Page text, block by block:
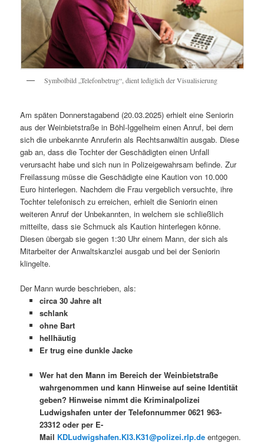
Symbolbild „Telefonbetrug“, dient lediglich der Visualisierung
Am späten Donnerstagabend (20.03.2025) erhielt eine Seniorin
aus der Weinbietstraße in Böhl-Iggelheim einen Anruf, bei dem
sich die unbekannte Anruferin als Rechtsanwältin ausgab. Diese
gab an, dass die Tochter der Geschädigten einen Unfall
verursacht habe und sich nun in Polizeigewahrsam befinde. Zur
Freilassung müsse die Geschädigte eine Kaution von 10.000
Euro hinterlegen. Nachdem die Frau vergeblich versuchte, ihre
Tochter telefonisch zu erreichen, erhielt die Seniorin einen
weiteren Anruf der Unbekannten, in welchem sie schließlich
mitteilte, dass sie Schmuck als Kaution hinterlegen könne.
Diesen übergab sie gegen 1:30 Uhr einem Mann, der sich als
Mitarbeiter der Anwaltskanzlei ausgab und bei der Seniorin
klingelte.
Der Mann wurde beschrieben, als:
circa 30 Jahre alt
schlank
ohne Bart
hellhäutig
Er trug eine dunkle Jacke
Wer hat den Mann im Bereich der Weinbietstraße
wahrgenommen und kann Hinweise auf seine Identität
geben? Hinweise nimmt die Kriminalpolizei
Ludwigshafen unter der Telefonnummer 0621 963-
23312 oder per E-
Mail KDLudwigshafen.KI3.K31@polizei.rlp.deentgegen.